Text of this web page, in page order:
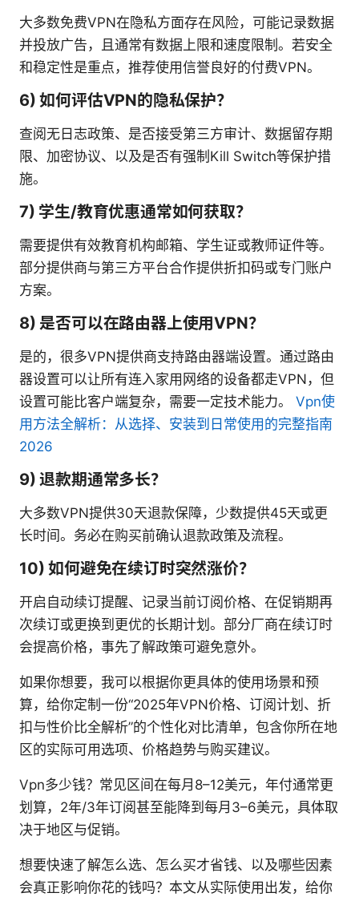
大多数免费VPN在隐私方面存在风险，可能记录数据
并投放广告，且通常有数据上限和速度限制。若安全
和稳定性是重点，推荐使用信誉良好的付费VPN。
6) 如何评估VPN的隐私保护？
查阅无日志政策、是否接受第三方审计、数据留存期
限、加密协议、以及是否有强制Kill Switch等保护措
施。
7) 学生/教育优惠通常如何获取？
需要提供有效教育机构邮箱、学生证或教师证件等。
部分提供商与第三方平台合作提供折扣码或专门账户
方案。
8) 是否可以在路由器上使用VPN？
是的，很多VPN提供商支持路由器端设置。通过路由
器设置可以让所有连入家用网络的设备都走VPN，但
设置可能比客户端复杂，需要一定技术能力。 Vpn使
用方法全解析：从选择、安装到日常使用的完整指南
2026
9) 退款期通常多长？
大多数VPN提供30天退款保障，少数提供45天或更
长时间。务必在购买前确认退款政策及流程。
10) 如何避免在续订时突然涨价？
开启自动续订提醒、记录当前订阅价格、在促销期再
次续订或更换到更优的长期计划。部分厂商在续订时
会提高价格，事先了解政策可避免意外。
如果你想要，我可以根据你更具体的使用场景和预
算，给你定制一份“2025年VPN价格、订阅计划、折
扣与性价比全解析”的个性化对比清单，包含你所在地
区的实际可用选项、价格趋势与购买建议。
Vpn多少钱？常见区间在每月8–12美元，年付通常更
划算，2年/3年订阅甚至能降到每月3–6美元，具体取
决于地区与促销。
想要快速了解怎么选、怎么买才省钱、以及哪些因素
会真正影响你花的钱吗？本文从实际使用出发，给你